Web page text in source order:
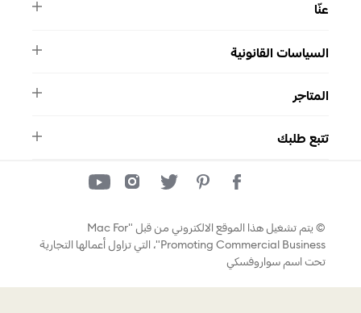
عنّا
الأسئلة الشائعة
اتصل بنا
السياسات القانونية
سياسة الخصوصية
المتاجر
تتبع طلبك
© يتم تشغيل هذا الموقع الالكتروني من قبل "Mac For
Promoting Commercial Business"، التي تزاول أعمالها التجارية
تحت اسم سواروفسكي